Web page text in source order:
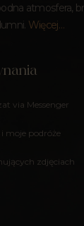
atmosfera,
Więcej…
via Messenger
moje podróże
zdjęciach